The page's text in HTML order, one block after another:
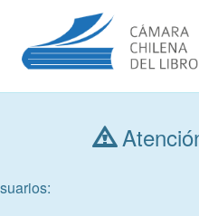
Consultar libros